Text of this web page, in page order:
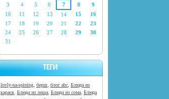
3
4 5 6 7 8
9
10
11 12 13 14 15
16
17
18 19 20 21 22
23
24
25 26 27 28 29
30
31
ТЕГИ
lovly-na-spining, берш, блог abc, Блюда из
карася, Блюда из леща, Блюда из сома, Блюда